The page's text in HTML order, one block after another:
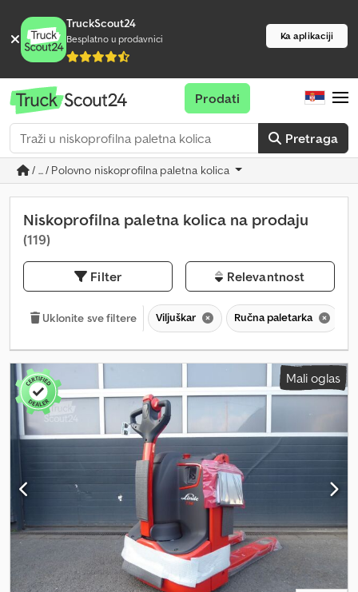
TruckScout24
Besplatno u prodavnici Ka aplikaciji
Pretraga
Prodati
/ ... / Polovno niskoprofilna paletna kolica
Niskoprofilna paletna kolica na prodaju
(119)
Filter Relevantnost
Uklonite sve filtere Viljuškar Ručna paletarka
Mali oglas